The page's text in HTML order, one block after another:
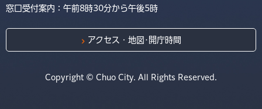
窓口受付案内：午前8時30分から午後5時
アクセス・地図･開庁時間
Copyright © Chuo City. All Rights Reserved.